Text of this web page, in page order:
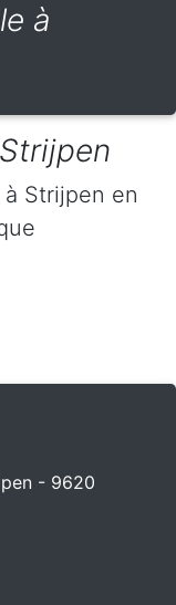
à
à Strijpen en
- 9620